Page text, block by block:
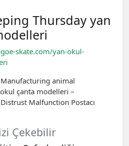
Thursday yan
skate.com/yan-okul-
animal
çanta modelleri –
Malfunction Postacı
Çekebilir